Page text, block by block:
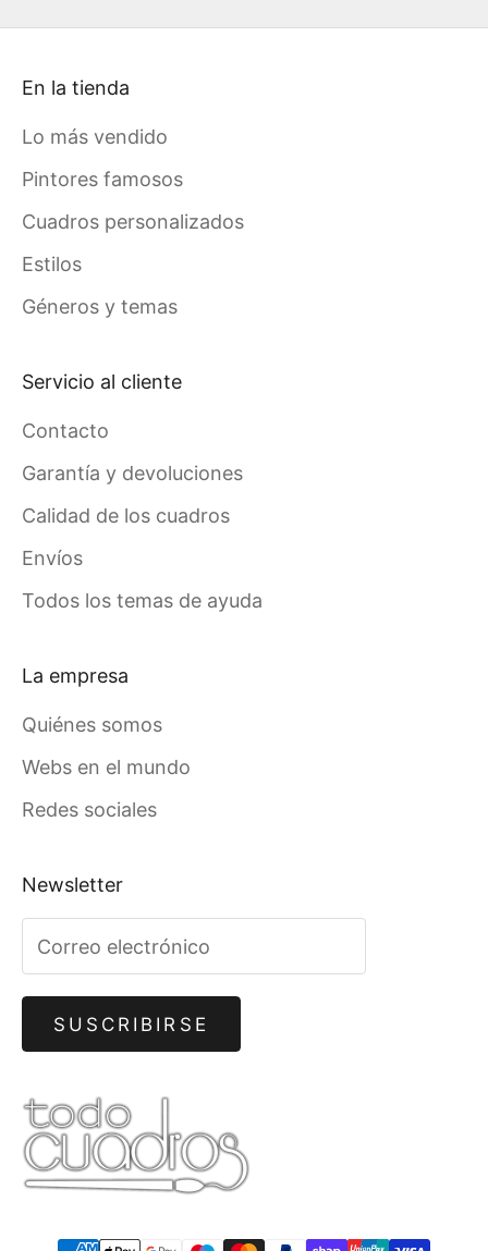
En la tienda
Lo más vendido
Pintores famosos
Cuadros personalizados
Estilos
Géneros y temas
Servicio al cliente
Contacto
Garantía y devoluciones
Calidad de los cuadros
Envíos
Todos los temas de ayuda
La empresa
Quiénes somos
Webs en el mundo
Redes sociales
Newsletter
SUSCRIBIRSE